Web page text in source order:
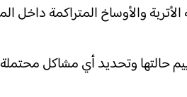
والأوساخ المتراكمة
وتحديد أي مشاكل